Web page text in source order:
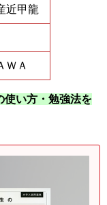
近甲龍
ＷＡ
使い方・勉強法を